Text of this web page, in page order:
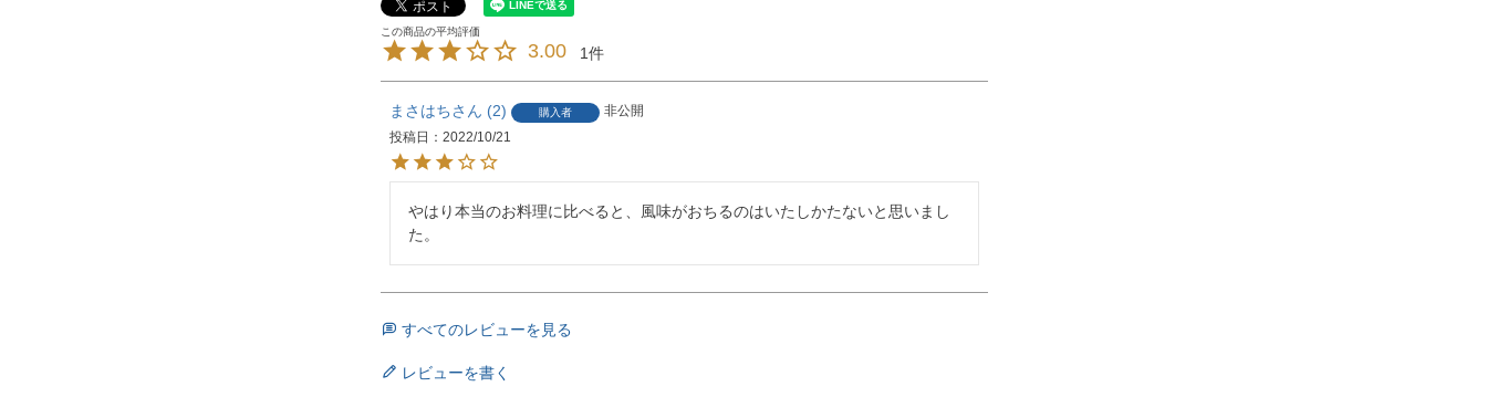
3.00 1
まさはち 2 購入者
非公開
投稿日
2022/10/21
やはり本当のお料理に比べると、風味がおちるのはいたしかたないと思いまし
た。
すべてのレビューを見る
レビューを書く